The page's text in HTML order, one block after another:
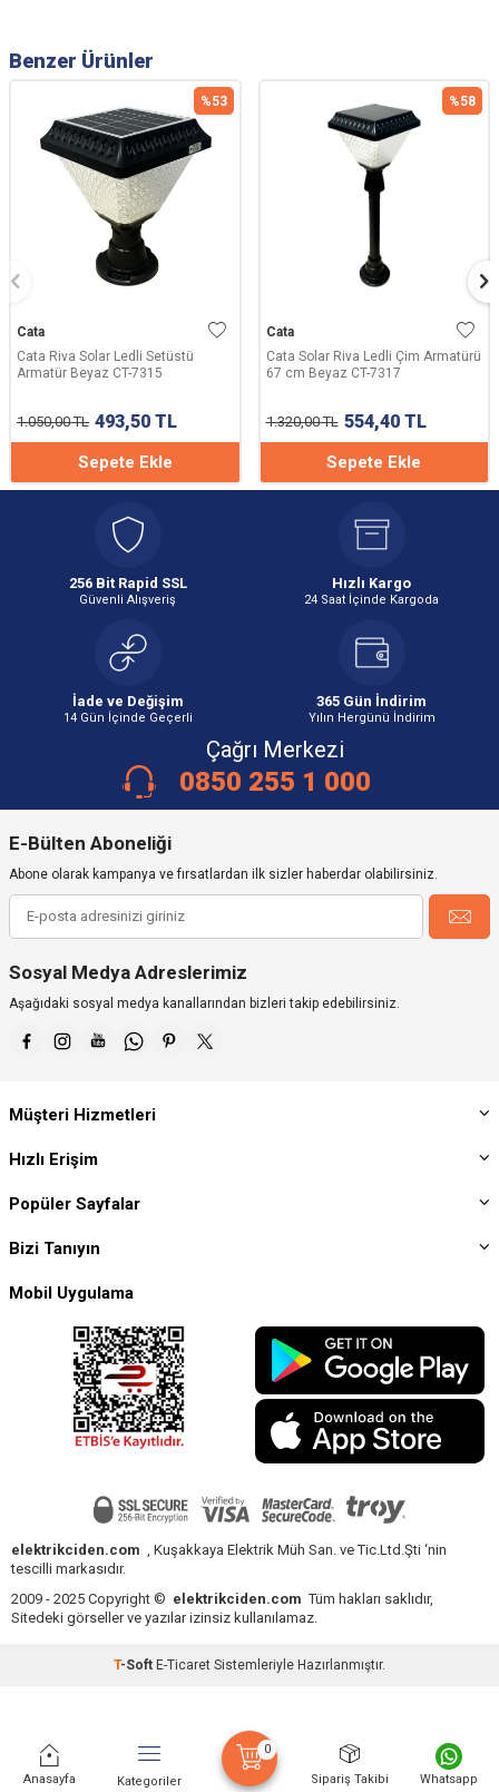
Anasayfa Kategoriler
0
Sipariş Takibi Whatsapp
Benzer Ürünler
%
Cata
Cata Solar Riva Ledli Çim Armatürü
67 cm Beyaz CT-7317
1.320,00TL 554,40
Sepete Ekle
Cata
Cata 7W Solar Kazıklı Çim
Armatürü (Beyaz) CT-7310B
990,00TL 415,80TL
Sepete Ekle
256 Bit Rapid SSL
Güvenli Alışveriş
Hızlı Kargo
24 Saat İçinde Kargoda
İade ve Değişim
14 Gün İçinde Geçerli
365 Gün İndirim
Yılın Hergünü İndirim
Çağrı Merkezi
0850 255 1 000
E-Bülten Aboneliği
Abone olarak kampanya ve fırsatlardan ilk sizler haberdar olabilirsiniz.
Sosyal Medya Adreslerimiz
Aşağıdaki sosyal medya kanallarından bizleri takip edebilirsiniz.
Müşteri Hizmetleri
Hızlı Erişim
Popüler Sayfalar
Bizi Tanıyın
Mobil Uygulama
elektrikciden.com , Kuşakkaya Elektrik Müh San. ve Tic.Ltd.Şti ‘nin
tescilli markasıdır.
2009 - 2025 Copyright © elektrikciden.com Tüm hakları saklıdır,
Sitedeki görseller ve yazılar izinsiz kullanılamaz.
T-Soft E-Ticaret Sistemleriyle Hazırlanmıştır.